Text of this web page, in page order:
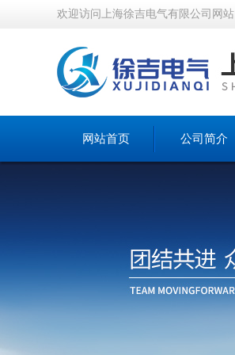
欢迎访问上海徐吉电气有限公司网站
网站首页 公司简介